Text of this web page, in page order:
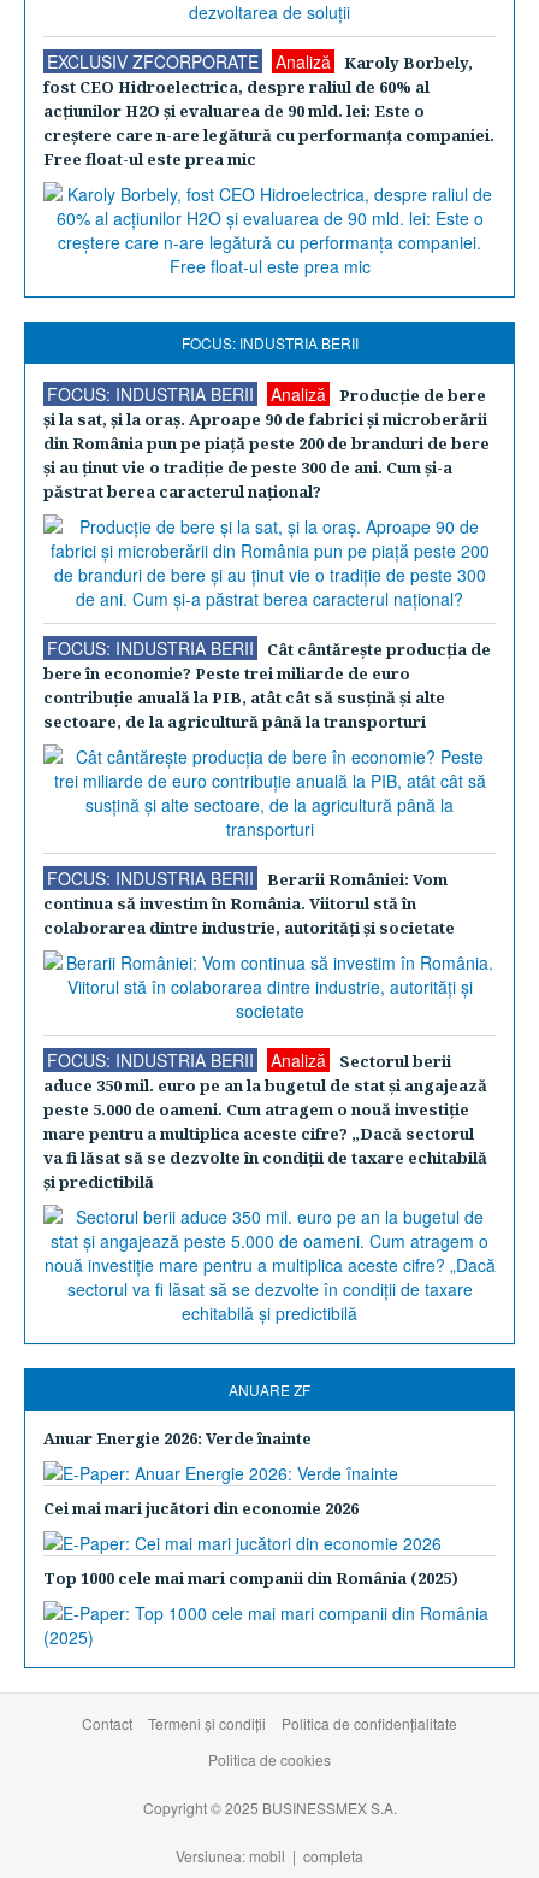
EXCLUSIV ZFCORPORATE Analiză
Karoly Borbely,
fost CEO Hidroelectrica, despre raliul de 60% al
acţiunilor H2O şi evaluarea de 90 mld. lei: Este o
creştere care n-are legătură cu performanţa companiei.
Free float-ul este prea mic
FOCUS: INDUSTRIA BERII
FOCUS: INDUSTRIA BERII Analiză
Producţie de bere
şi la sat, şi la oraş. Aproape 90 de fabrici şi microberării
din România pun pe piaţă peste 200 de branduri de bere
şi au ţinut vie o tradiţie de peste 300 de ani. Cum şi-a
păstrat berea caracterul naţional?
FOCUS: INDUSTRIA BERII
Cât cântăreşte producţia de
bere în economie? Peste trei miliarde de euro
contribuţie anuală la PIB, atât cât să susţină şi alte
sectoare, de la agricultură până la transporturi
FOCUS: INDUSTRIA BERII
Berarii României: Vom
continua să investim în România. Viitorul stă în
colaborarea dintre industrie, autorităţi şi societate
FOCUS: INDUSTRIA BERII Analiză
Sectorul berii
aduce 350 mil. euro pe an la bugetul de stat şi angajează
peste 5.000 de oameni. Cum atragem o nouă investiţie
mare pentru a multiplica aceste cifre? „Dacă sectorul
va fi lăsat să se dezvolte în condiţii de taxare echitabilă
şi predictibilă
ANUARE ZF
Anuar Energie 2026: Verde înainte
Cei mai mari jucători din economie 2026
Top 1000 cele mai mari companii din România (2025)
Contact Termeni şi condiţii
Politica de confidențialitate
Politica de cookies
Copyright © 2025 BUSINESSMEX S.A.
Versiunea: mobil | completa